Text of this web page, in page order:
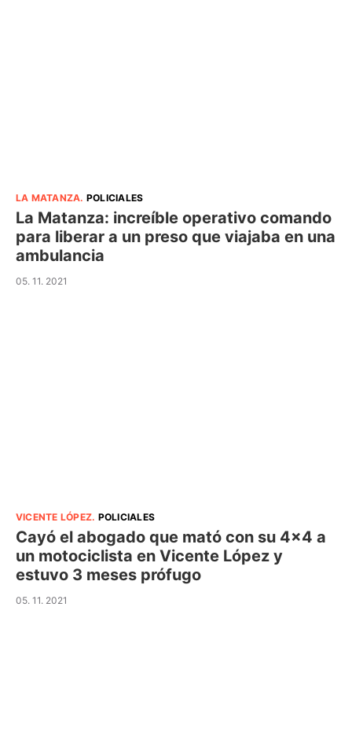
LA MATANZA. POLICIALES
La Matanza: increíble operativo comando
para liberar a un preso que viajaba en una
ambulancia
05. 11. 2021
VICENTE LÓPEZ. POLICIALES
Cayó el abogado que mató con su 4×4 a
un motociclista en Vicente López y
estuvo 3 meses prófugo
05. 11. 2021